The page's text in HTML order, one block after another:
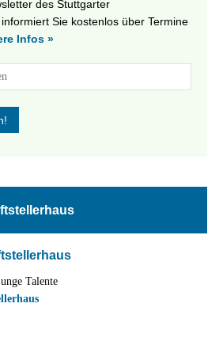
des Stuttgarter
Sie kostenlos über Termine
Infos »
Talente